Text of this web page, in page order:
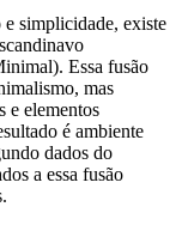
e simplicidade, existe
Essa fusão
mas
e elementos
é ambiente
dados do
a essa fusão